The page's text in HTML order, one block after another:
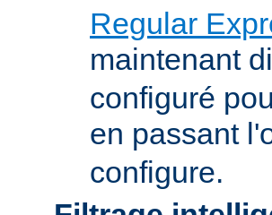
Regular
maintenant
configuré
en passant
configure.